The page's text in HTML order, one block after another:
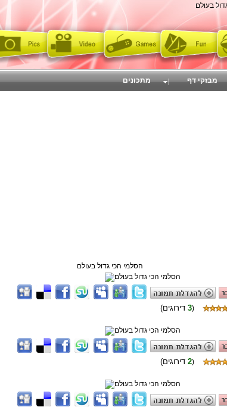
בעולם
הסלמי הכי גדול בעולם
3)
2)
מבזקי דף מתכונים